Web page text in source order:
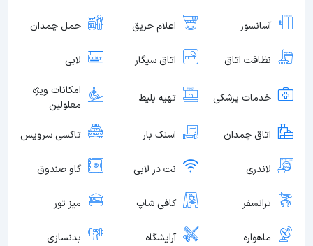
آسانسور اعلام حریق حمل چمدان
نظافت اتاق اتاق سیگار لابی
خدمات پزشکی تهیه بلیط
امکانات ویژه
معلولین
اتاق چمدان اسنک بار تاکسی سرویس
لاندری نت در لابی گاو صندوق
ترانسفر کافی شاپ میز تور
ماهواره آرایشگاه بدنسازی